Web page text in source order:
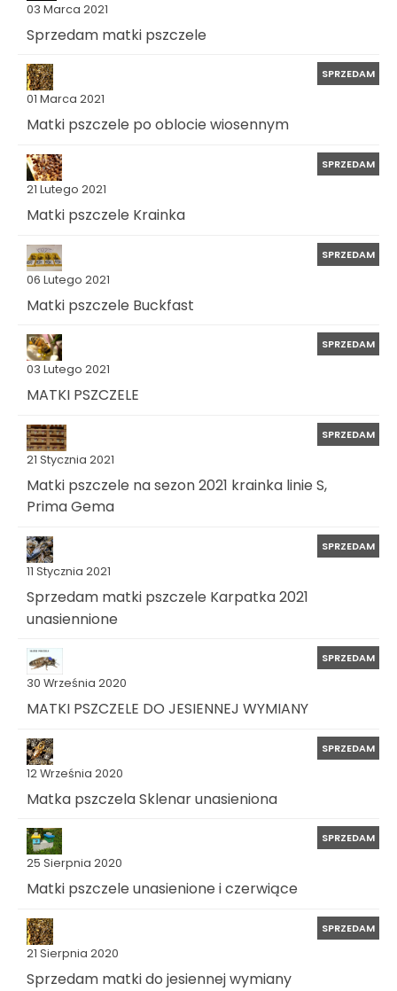
03 Marca 2021
Sprzedam matki pszczele
01 Marca 2021
SPRZEDAM
Matki pszczele po oblocie wiosennym
21 Lutego 2021
SPRZEDAM
Matki pszczele Krainka
06 Lutego 2021
SPRZEDAM
Matki pszczele Buckfast
03 Lutego 2021
SPRZEDAM
MATKI PSZCZELE
21 Stycznia 2021
SPRZEDAM
Matki pszczele na sezon 2021 krainka linie S,
Prima Gema
11 Stycznia 2021
SPRZEDAM
Sprzedam matki pszczele Karpatka 2021
unasiennione
30 Września 2020
SPRZEDAM
MATKI PSZCZELE DO JESIENNEJ WYMIANY
12 Września 2020
SPRZEDAM
Matka pszczela Sklenar unasieniona
25 Sierpnia 2020
SPRZEDAM
Matki pszczele unasienione i czerwiące
21 Sierpnia 2020
SPRZEDAM
Sprzedam matki do jesiennej wymiany